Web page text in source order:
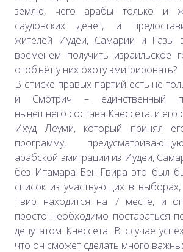
землю, чего арабы только и
саудовских денег, и
жителей Иудеи, Самарии и Газы
временем получить израильское
отобъёт у них охоту эмигрировать?
В списке правых партий есть не
и Смотрич – единственный
нынешнего состава Кнессета, и его
Ихуд Леуми, который принял
программу,
арабской эмиграции из Иудеи,
без Итамара Бен-Гвира это был
список из участвующих в
Гвир находится на 7 месте, и
просто необходимо постараться
депутатом Кнессета. В случае
что он сможет сделать много